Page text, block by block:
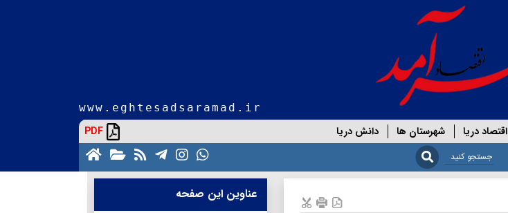
www.eghtesadsaramad.ir
اقتصاد دریا شهرستان ها دانش دریا PDF
عناوین این صفحه